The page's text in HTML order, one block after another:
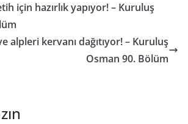
için hazırlık yapıyor! – Kuruluş
alpleri kervanı dağıtıyor! – Kuruluş
Osman 90. Bölüm